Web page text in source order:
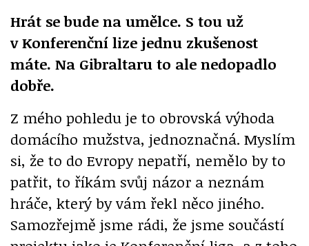
Hrát se bude na umělce. S tou už
v Konferenční lize jednu zkušenost
máte. Na Gibraltaru to ale nedopadlo
dobře.
Z mého pohledu je to obrovská výhoda
domácího mužstva, jednoznačná. Myslím
si, že to do Evropy nepatří, nemělo by to
patřit, to říkám svůj názor a neznám
hráče, který by vám řekl něco jiného.
Samozřejmě jsme rádi, že jsme součástí